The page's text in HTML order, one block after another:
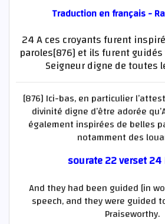
Traduction en français -
24 A ces croyants furent
paroles[876] et ils furent
Seigneur digne de toutes
[876] Ici-bas, en particulier
divinité digne d’être adorée
également inspirées de belles
notamment des
sourate 22 verset 24
And they had been guided [in
speech, and they were guided
Praiseworthy.